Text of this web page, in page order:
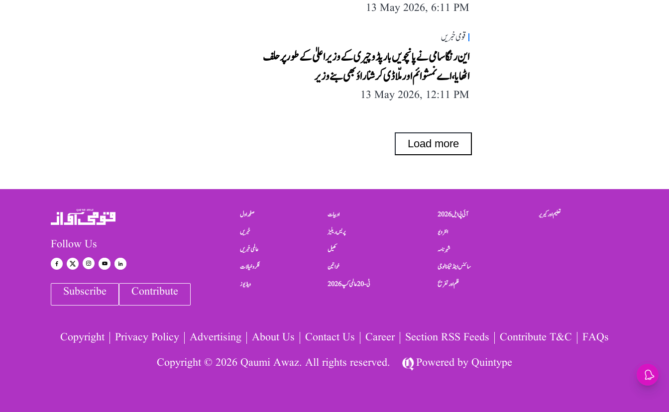
13 May 2026, 6:11 PM
قومی خبریں
این رنگا سامی نے پانچویں بار پڈوچیری کے وزیر اعلیٰ کے طور پر حلف
اٹھایا، اے نمشوائم اور ملّاڈی کرشنا راؤ بھی بنے وزیر
13 May 2026, 12:11 PM
Load more
Follow Us
Subscribe Contribute
صفحہ اول
خبریں
عالمی خبریں
فکر و خیالات
ویڈیوز
ادبیات
پریس ریلیز
کھیل
خواتین
ٹی-20 عالمی کپ 2026
آئی پی ایل 2026
انٹرویو
شہرنامہ
سائنس اینڈ ٹیکنالوجی
فلم اور تفریح
تعلیم اور کیریر
Copyright Privacy Policy Advertising About Us Contact Us Career Section RSS Feeds Contribute T&C
FAQs
Copyright © 2026 Qaumi Awaz. All rights reserved.
Powered byQuintype